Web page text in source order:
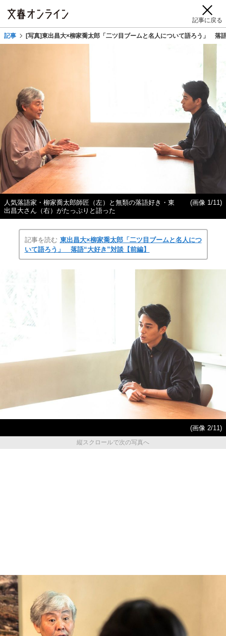
記事に戻る
記事 [写真]東出昌大×柳家喬太郎「二ツ目ブームと名人について語ろう」 落
人気落語家・柳家喬太郎師匠（左）と無類の落語好き・東
出昌大さん（右）がたっぷりと語った
(画像 1/11)
記事を読む 東出昌大×柳家喬太郎「二ツ目ブームと名人につ
いて語ろう」 落語“大好き”対談【前編】
(画像 2/11)
縦スクロールで次の写真へ